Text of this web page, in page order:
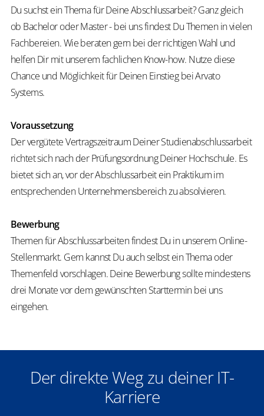
Du suchst ein Thema für Deine Abschlussarbeit? Ganz gleich
ob Bachelor oder Master - bei uns findest Du Themen in vielen
Fachbereien. Wie beraten gern bei der richtigen Wahl und
helfen Dir mit unserem fachlichen Know-how. Nutze diese
Chance und Möglichkeit für Deinen Einstieg bei Arvato
Systems.
Voraussetzung
Der vergütete Vertragszeitraum Deiner Studienabschlussarbeit
richtet sich nach der Prüfungsordnung Deiner Hochschule. Es
bietet sich an, vor der Abschlussarbeit ein Praktikum im
entsprechenden Unternehmensbereich zu absolvieren.
Bewerbung
Themen für Abschlussarbeiten findest Du in unserem Online-
Stellenmarkt. Gern kannst Du auch selbst ein Thema oder
Themenfeld vorschlagen. Deine Bewerbung sollte mindestens
drei Monate vor dem gewünschten Starttermin bei uns
eingehen.
Der direkte Weg zu deiner IT-
Karriere